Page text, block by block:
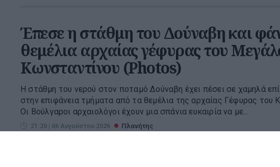
Έπεσε η στάθμη του Δούναβη και
θεμέλια αρχαίας γέφυρας του
Κωνσταντίνου (Photos)
Η στάθμη του νερού στον ποταμό Δούναβη έχει πέσει σε χαμηλά
στην επιφάνεια τμήματα από τα θεμέλια της αρχαίας Γέφυρας του
Οι Βούλγαροι αρχαιολόγοι έχουν μια σπάνια ευκαιρία να με...
21:20 | 06 Αυγούστου 2026 Πλανήτης